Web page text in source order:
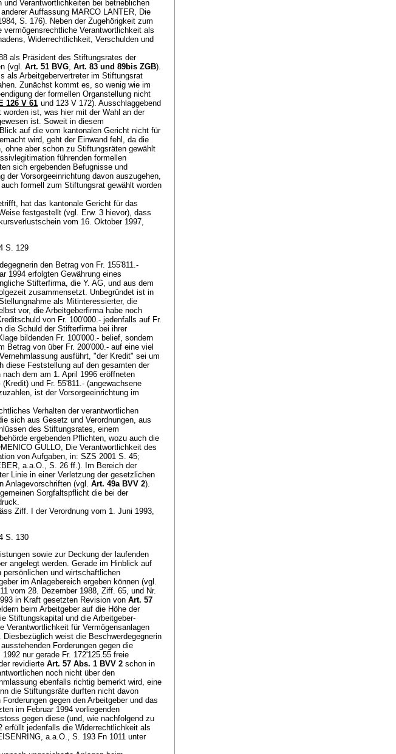
und Verantwortlichkeiten bei betrieblichen
Auffassung MARCO LANTER, Die
S. 176). Neben der Zugehörigkeit zum
vermögensrechtliche Verantwortlichkeit als
Widerrechtlichkeit, Verschulden und
als Präsident des Stiftungsrates der
(vgl. Art. 51 BVG, Art. 83 und 89bis ZGB).
als Arbeitgebervertreter im Stiftungsrat
Zunächst kommt es, so wenig wie im
der formellen Organstellung nicht
126 V 61 und 123 V 172). Ausschlaggebend
ist, was hier mit der Wahl an der
ist. Soweit in diesem
auf die vom kantonalen Gericht nicht für
wird, geht der Einwand fehl, da die
ohne aber schon zu Stiftungsräten gewählt
führenden formellen
sich ergebenden Befugnisse und
der Vorsorgeeinrichtung davon auszugehen,
formell zum Stiftungsrat gewählt worden
hat das kantonale Gericht für das
festgestellt (vgl. Erw. 3 hievor), dass
vom 16. Oktober 1997,
S. 129
den Betrag von Fr. 155'811.-
1994 erfolgten Gewährung eines
Stifterfirma, die Y. AG, und aus dem
zusammensetzt. Unbegründet ist in
als Mitinteressierter, die
vor, die Arbeitgeberfirma habe noch
von Fr. 100'000.- jedenfalls auf Fr.
die Schuld der Stifterfirma bei ihrer
bildenden Fr. 100'000.- belief, sondern
Betrag von über Fr. 200'000.- auf eine viel
ausführt, "der Kredit" sei um
diese Feststellung auf den gesamten der
dem am 1. April 1996 eröffneten
und Fr. 55'811.- (angewachsene
ist der Vorsorgeeinrichtung im
Verhalten der verantwortlichen
sich aus Gesetz und Verordnungen, aus
des Stiftungsrates, einem
ergebenden Pflichten, wozu auch die
GULLO, Die Verantwortlichkeit des
von Aufgaben, in: SZS 2001 S. 45;
a.a.O., S. 26 ff.). Im Bereich der
Linie in einer Verletzung der gesetzlichen
Anlagevorschriften (vgl. Art. 49a BVV 2).
Sorgfaltspflicht die bei der
Ziff. I der Verordnung vom 1. Juni 1993,
S. 130
sowie zur Deckung der laufenden
angelegt werden. Gerade im Hinblick auf
und wirtschaftlichen
im Anlagebereich ergeben können (vgl.
vom 28. Dezember 1988, Ziff. 65, und Nr.
in Kraft gesetzten Revision von Art. 57
beim Arbeitgeber auf die Höhe der
Stiftungskapital und die Arbeitgeber-
Verantwortlichkeit für Vermögensanlagen
weist die Beschwerdegegnerin
Forderungen gegen die
nur gerade Fr. 172'125.55 freie
revidierte Art. 57 Abs. 1 BVV 2 schon in
noch nicht über den
ebenfalls richtig bemerkt wird, eine
die Stiftungsräte durften nicht davon
gegen den Arbeitgeber und das
im Februar 1994 vorliegenden
gegen diese (und, wie nachfolgend zu
erfüllt jedenfalls die Widerrechtlichkeit als
a.a.O., S. 193 Fn 1011 unter